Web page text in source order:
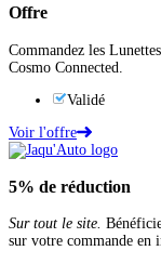
Offre
Commandez les
Cosmo Connected.
Validé
Voir l'offre
5% de réduction
Sur tout le site.
sur votre commande en